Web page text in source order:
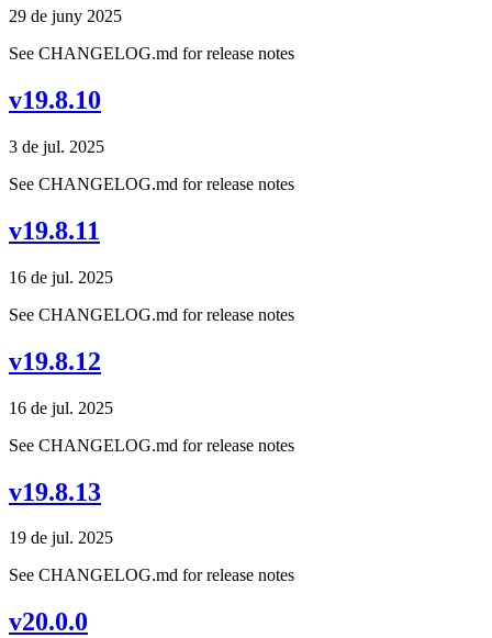
29 de juny 2025
See CHANGELOG.md for release notes
v19.8.10
3 de jul. 2025
See CHANGELOG.md for release notes
v19.8.11
16 de jul. 2025
See CHANGELOG.md for release notes
v19.8.12
16 de jul. 2025
See CHANGELOG.md for release notes
v19.8.13
19 de jul. 2025
See CHANGELOG.md for release notes
v20.0.0